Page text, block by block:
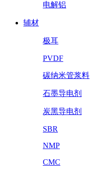
电解铝
辅材
极耳
PVDF
碳纳米管浆料
石墨导电剂
炭黑导电剂
SBR
NMP
CMC